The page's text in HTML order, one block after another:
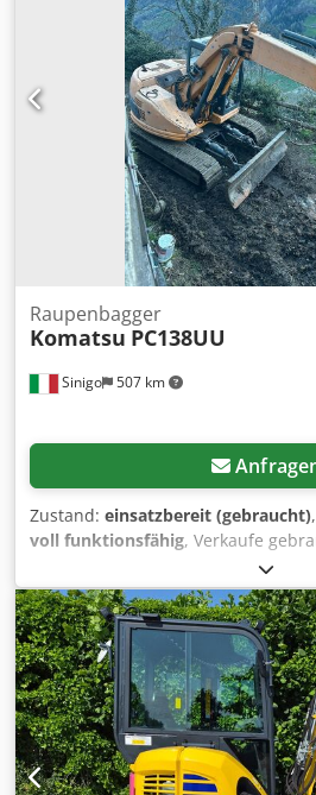
Knickmatik, 3-Zylinder Kubota
Betriebsgewicht: 1.770 kg, Bei
und Zwischenverkauf vorbehalten
Sinigo 507 km
Raupenbagger
Komatsu PC138UU
Zustand: einsatzbereit (gebraucht)
voll funktionsfähig, Verkaufe
erhaltenen Komatsu Bagger. Sehr
Zustand. Djdpfxszlhdfe An Heck